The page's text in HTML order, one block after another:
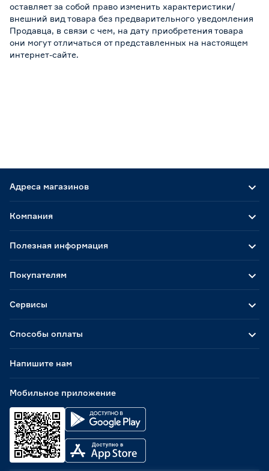
оставляет за собой право изменить характеристики/
внешний вид товара без предварительного уведомления
Продавца, в связи с чем, на дату приобретения товара
они могут отличаться от представленных на настоящем
интернет-сайте.
Адреса магазинов
Способы оплаты
Мобильное приложение
Компания
Полезная информация
Покупателям
Сервисы
Напишите нам